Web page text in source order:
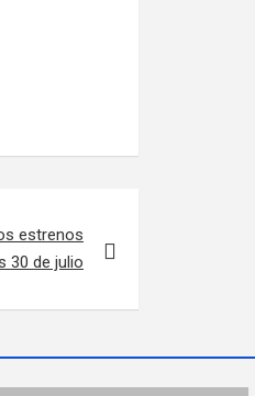
estrenos
30 de julio